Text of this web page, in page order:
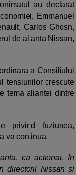
au declarat
Emmanuel
Carlos Ghosn,
de alianta Nissan,
a Consiliului
tensiunilor crescute
tema aliantei dintre
privind fuziunea,
va continua.
ca actionar. In
directorii Nissan si